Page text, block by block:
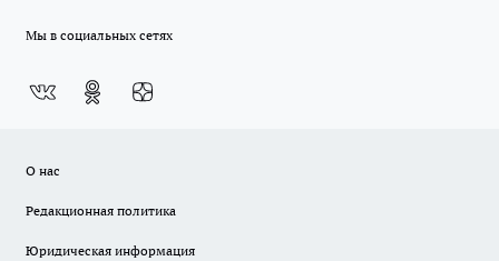
Мы в социальных сетях
О нас
Редакционная политика
Юридическая информация